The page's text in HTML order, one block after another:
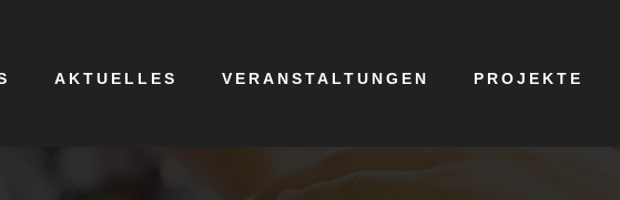
AKTUELLES VERANSTALTUNGEN PROJEKTE